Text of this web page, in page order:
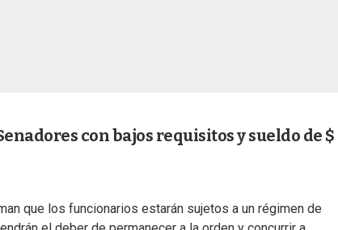
con bajos requisitos y sueldo de $
que los funcionarios estarán sujetos a un régimen de